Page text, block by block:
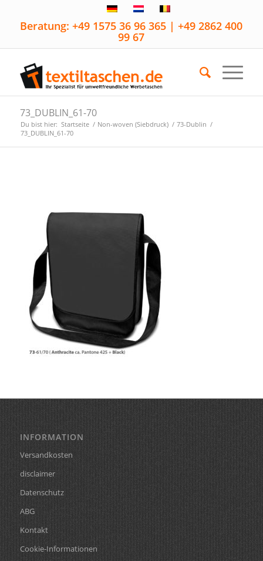
Beratung: +49 1575 36 96 365 | +49 2862 400
99 67
73_DUBLIN_61-70
Du bist hier: Startseite / Non-woven (Siebdruck) / 73-Dublin /
73_DUBLIN_61-70
INFORMATION
Versandkosten
disclaimer
Datenschutz
ABG
Kontakt
Cookie-Informationen